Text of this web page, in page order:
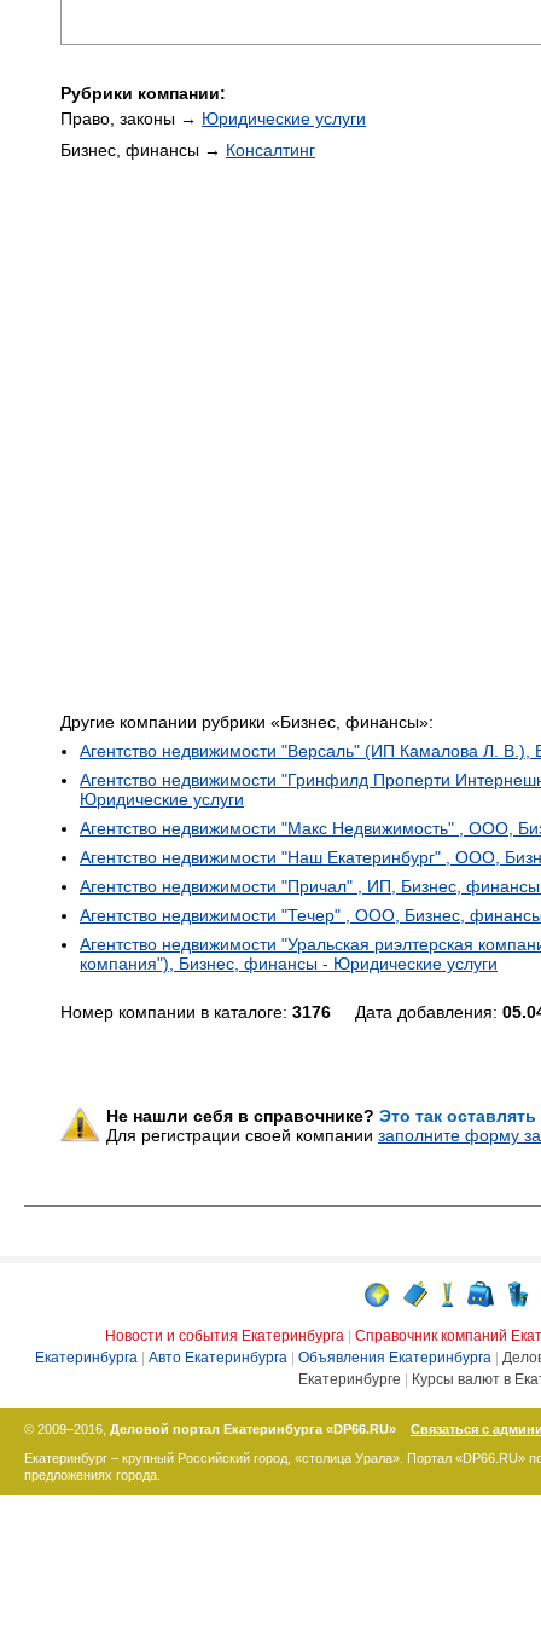
Рубрики компании:
Право, законы → Юридические услуги
Бизнес, финансы → Консалтинг
Другие компании рубрики «Бизнес, финансы»:
Агентство недвижимости "Версаль" (ИП Камалова Л.
Агентство недвижимости "Гринфилд Проперти
Юридические услуги
Агентство недвижимости "Макс Недвижимость" , ООО,
Агентство недвижимости "Наш Екатеринбург" , ООО,
Агентство недвижимости "Причал" , ИП, Бизнес,
Агентство недвижимости "Течер" , ООО, Бизнес,
Агентство недвижимости "Уральская риэлтерская
компания"), Бизнес, финансы - Юридические услуги
Номер компании в каталоге: 3176 Дата добавления:
Не нашли себя в справочнике? Это так
Для регистрации своей компании заполните форму
Новости и события Екатеринбурга
Справочник компаний
Екатеринбурга
Авто Екатеринбурга Объявления Екатеринбурга
Екатеринбурге
Курсы валют в
© 2009–2016, Деловой портал Екатеринбурга «DP66.RU»
Связаться с
Екатеринбург – крупный Российский город, «столица Урала». Портал «DP66.RU»
предложениях города.